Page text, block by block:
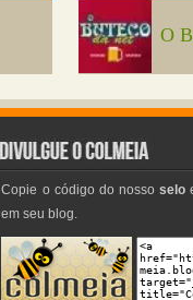
O
Copie o código do nossoselo
em seu blog.